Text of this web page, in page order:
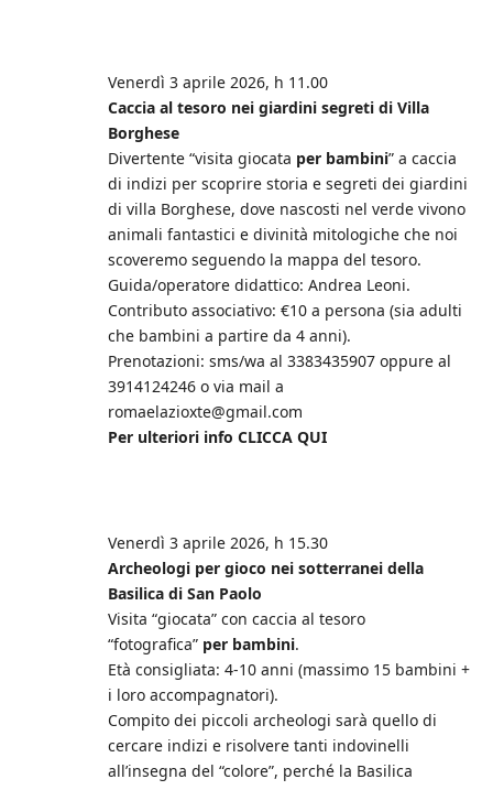
Venerdì 3 aprile 2026, h 11.00
Caccia al tesoro nei giardini segreti di Villa
Borghese
Divertente “visita giocata per bambini” a caccia
di indizi per scoprire storia e segreti dei giardini
di villa Borghese, dove nascosti nel verde vivono
animali fantastici e divinità mitologiche che noi
scoveremo seguendo la mappa del tesoro.
Guida/operatore didattico: Andrea Leoni.
Contributo associativo: €10 a persona (sia adulti
che bambini a partire da 4 anni).
Prenotazioni: sms/wa al 3383435907 oppure al
3914124246 o via mail a
romaelazioxte@gmail.com
Per ulteriori info CLICCA QUI
Venerdì 3 aprile 2026, h 15.30
Archeologi per gioco nei sotterranei della
Basilica di San Paolo
Visita “giocata” con caccia al tesoro
“fotografica” per bambini.
Età consigliata: 4-10 anni (massimo 15 bambini +
i loro accompagnatori).
Compito dei piccoli archeologi sarà quello di
cercare indizi e risolvere tanti indovinelli
all’insegna del “colore”, perché la Basilica